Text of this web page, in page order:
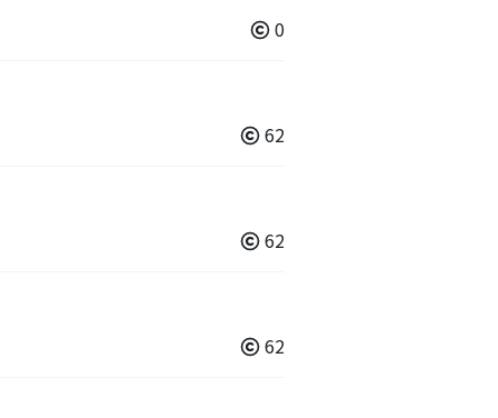
0
62
62
62